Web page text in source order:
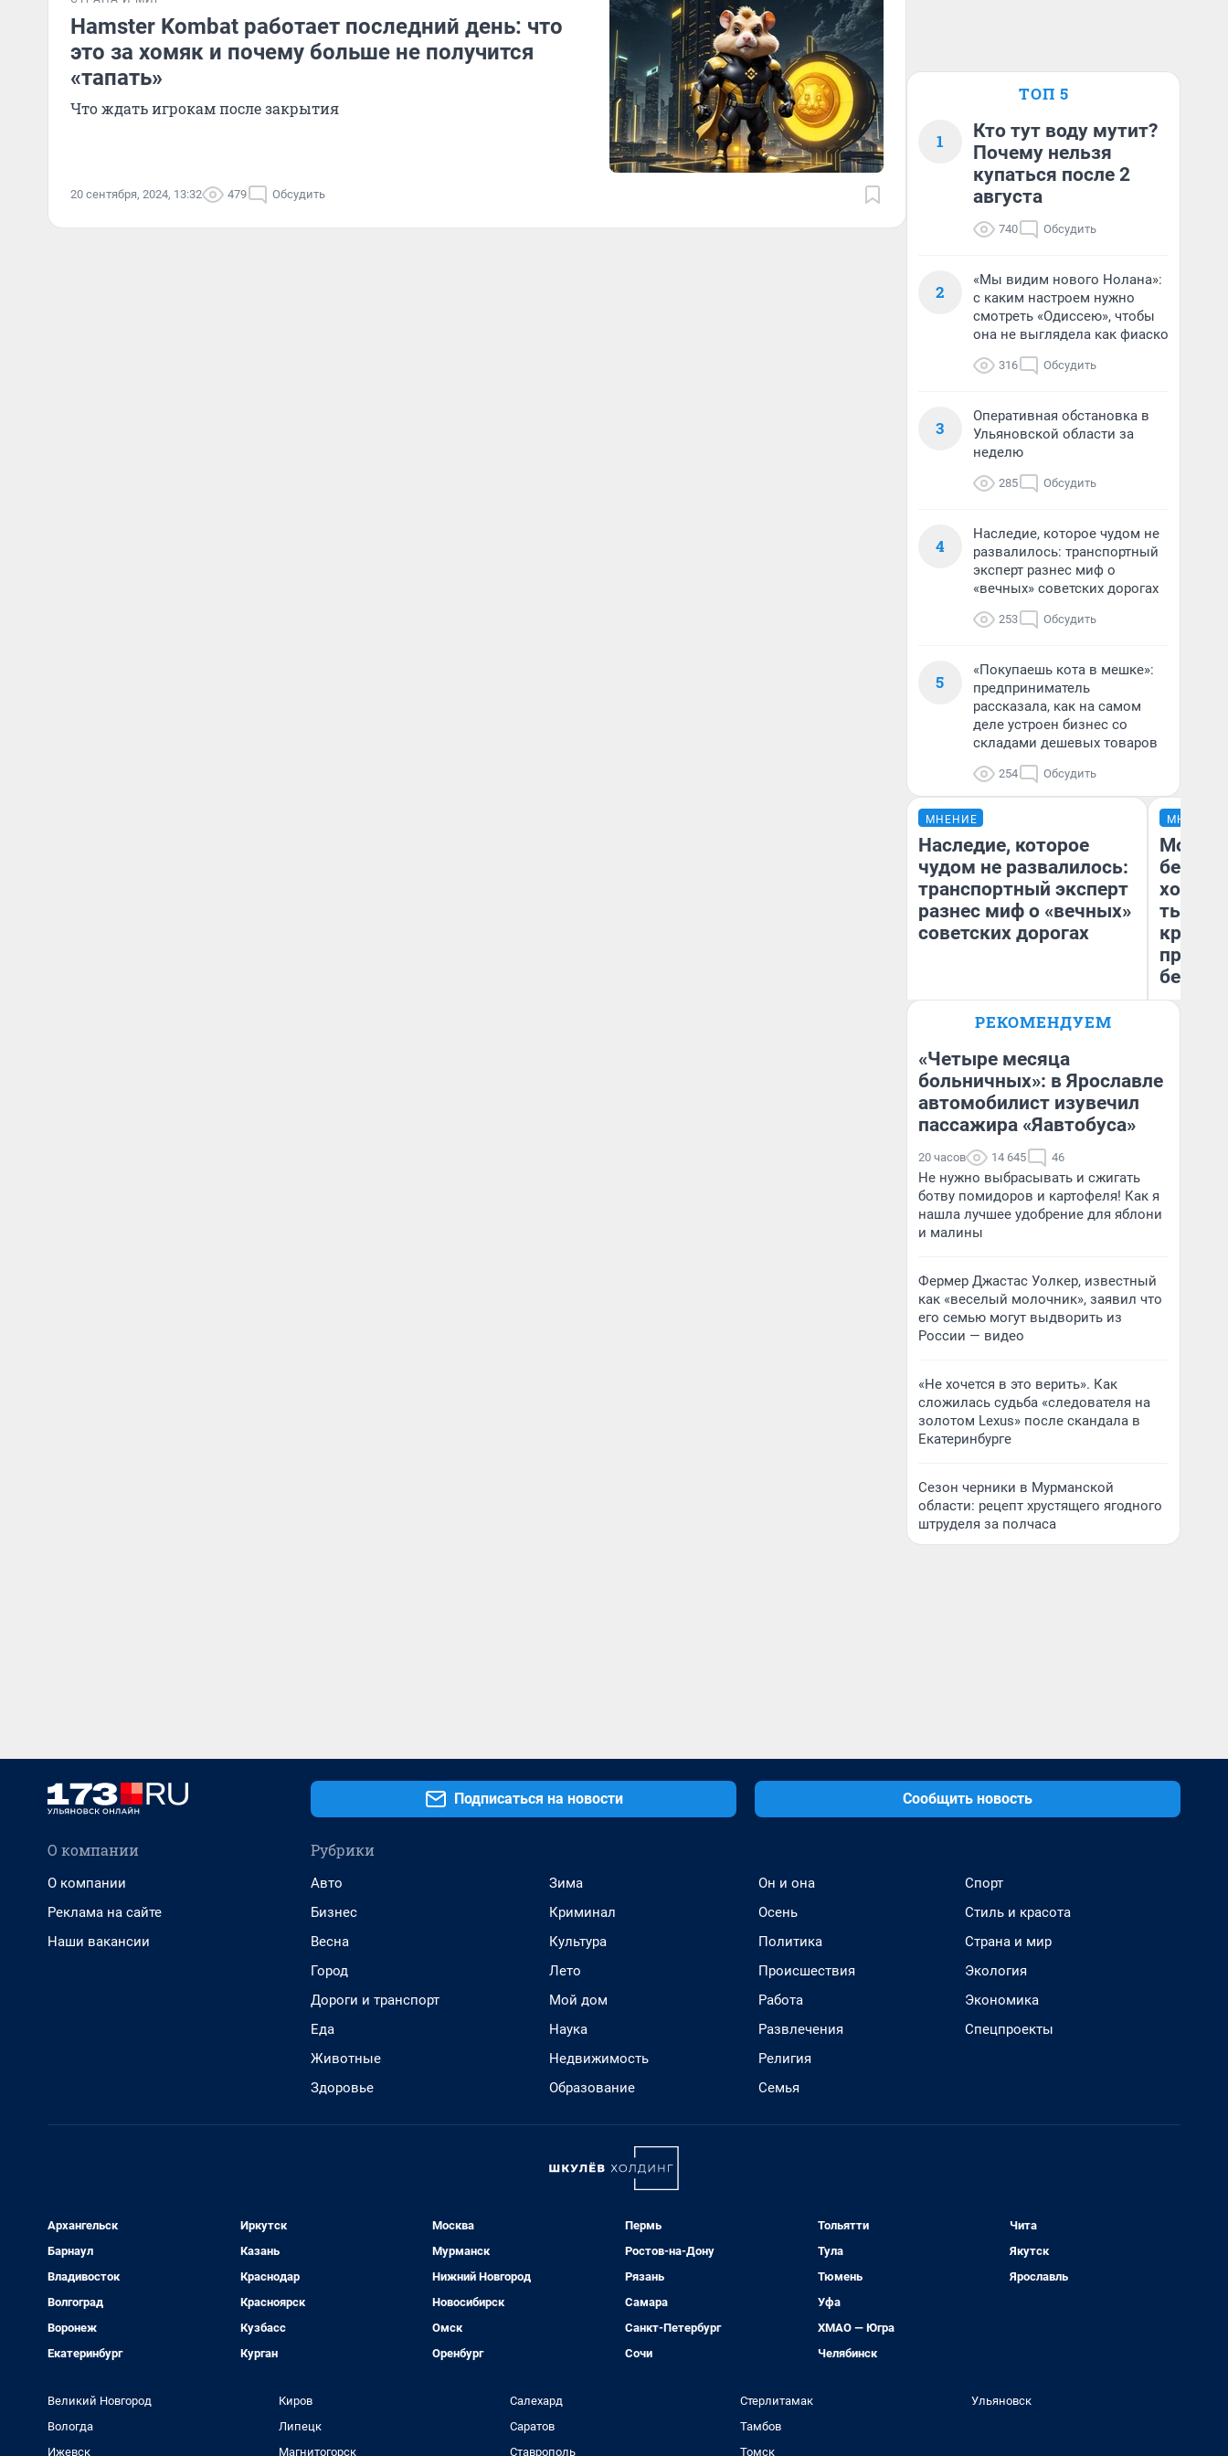
Hamster Kombat работает последний день: что
это за хомяк и почему больше не получится
«тапать»
Что ждать игрокам после закрытия
20 сентября, 2024, 13:32 479 Обсудить
ТОП 5
1
Кто тут воду мутит?
Почему нельзя
купаться после 2
августа
740 Обсудить
2
«Мы видим нового Нолана»:
с каким настроем нужно
смотреть «Одиссею», чтобы
она не выглядела как фиаско
316 Обсудить
3
Оперативная обстановка в
Ульяновской области за
неделю
285 Обсудить
4
Наследие, которое чудом не
развалилось: транспортный
эксперт разнес миф о
«вечных» советских дорогах
253 Обсудить
5
«Покупаешь кота в мешке»:
предприниматель
рассказала, как на самом
деле устроен бизнес со
складами дешевых товаров
254 Обсудить
МНЕНИЕ
Наследие, которое
чудом не развалилось:
транспортный эксперт
разнес миф о «вечных»
советских дорогах
Блогер, предприниматель,
бизнесе
МНЕНИЕ
Мой
хотела
тысяч,
РЕКОМЕНДУЕМ
«Четыре месяца
больничных»: в Ярославле
автомобилист изувечил
пассажира «Яавтобуса»
20 часов 14 645 46
Не нужно выбрасывать и сжигать
ботву помидоров и картофеля! Как я
нашла лучшее удобрение для яблони
и малины
Фермер Джастас Уолкер, известный
как «веселый молочник», заявил что
его семью могут выдворить из
России — видео
«Не хочется в это верить». Как
сложилась судьба «следователя на
золотом Lexus» после скандала в
Екатеринбурге
Сезон черники в Мурманской
области: рецепт хрустящего ягодного
штруделя за полчаса
Подписаться на новости Сообщить новость
О компании
О компании
Реклама на сайте
Наши вакансии
Рубрики
Авто
Бизнес
Весна
Город
Дороги и транспорт
Еда
Животные
Здоровье
Зима
Криминал
Культура
Лето
Мой дом
Наука
Недвижимость
Образование
Он и она
Осень
Политика
Происшествия
Работа
Развлечения
Религия
Семья
Спорт
Стиль и красота
Страна и мир
Экология
Экономика
Спецпроекты
Архангельск
Барнаул
Владивосток
Волгоград
Воронеж
Екатеринбург
Иркутск
Казань
Краснодар
Красноярск
Кузбасс
Курган
Москва
Мурманск
Нижний Новгород
Новосибирск
Омск
Оренбург
Пермь
Ростов-на-Дону
Рязань
Самара
Санкт-Петербург
Сочи
Тольятти
Тула
Тюмень
Уфа
ХМАО — Югра
Челябинск
Чита
Якутск
Ярославль
Великий Новгород
Вологда
Ижевск
Киров
Липецк
Магнитогорск
Салехард
Саратов
Ставрополь
Стерлитамак
Тамбов
Томск
Ульяновск